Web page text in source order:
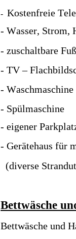
- Kostenfreie
- Wasser, Strom,
- zuschaltbare
- TV –
- Waschmaschine
- Spülmaschine
- eigener
- Gerätehaus für
(diverse
Bettwäsche
Bettwäsche und